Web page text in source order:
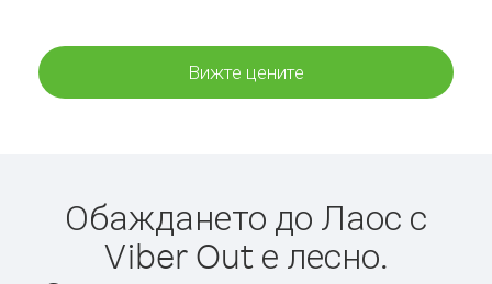
Вижте цените
Обаждането до Лаос с
Viber Out е лесно.